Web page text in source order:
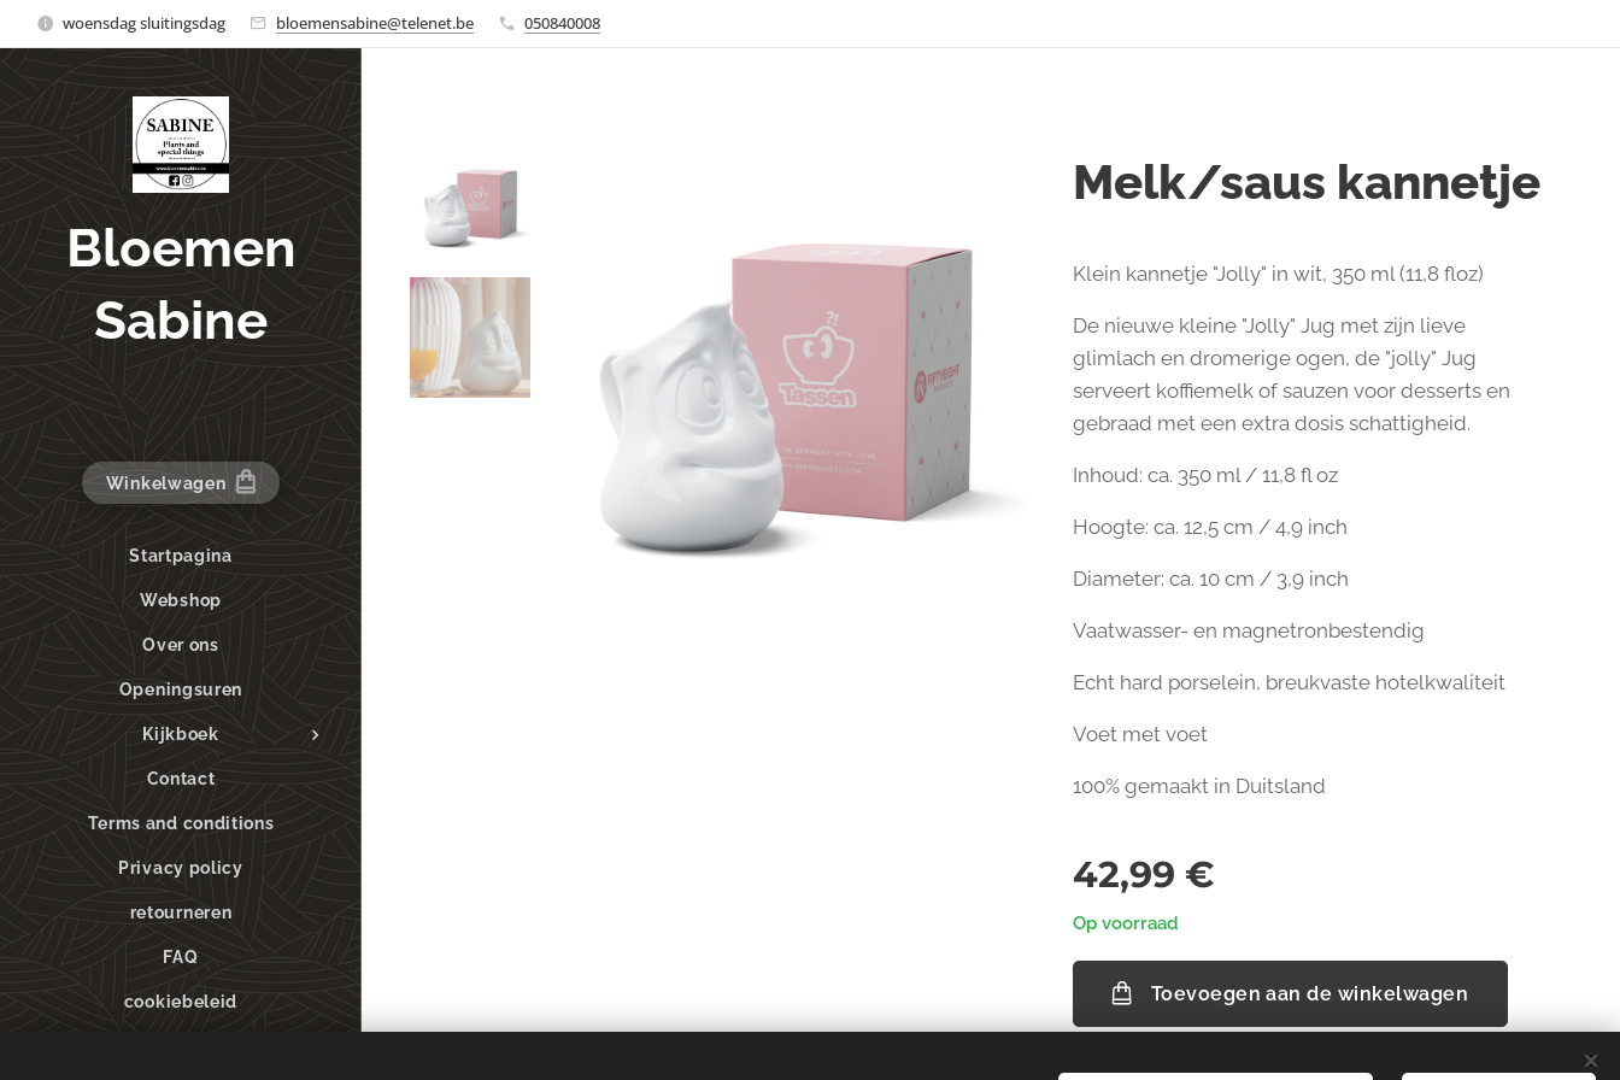
woensdag sluitingsdag bloemensabine@telenet.be 050840008
Bloemen
Sabine
Winkelwagen
Startpagina
Webshop
Over ons
Openingsuren
Kijkboek
Contact
Terms and conditions
Privacy policy
retourneren
FAQ
cookiebeleid
Melk/saus kannetje
Klein kannetje "Jolly" in wit, 350 ml (11,8 floz)
De nieuwe kleine "Jolly" Jug met zijn lieve
glimlach en dromerige ogen, de "jolly" Jug
serveert koffiemelk of sauzen voor desserts en
gebraad met een extra dosis schattigheid.
Inhoud: ca. 350 ml / 11,8 fl oz
Hoogte: ca. 12,5 cm / 4,9 inch
Diameter: ca. 10 cm / 3,9 inch
Vaatwasser- en magnetronbestendig
Echt hard porselein, breukvaste hotelkwaliteit
Voet met voet
100% gemaakt in Duitsland
42,99 €
Op voorraad
Toevoegen aan de winkelwagen